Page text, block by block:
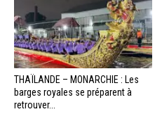
THAÏLANDE – MONARCHIE : Les
barges royales se préparent à
retrouver...